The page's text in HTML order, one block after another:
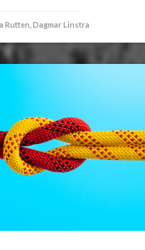
Rutten, Dagmar Linstra